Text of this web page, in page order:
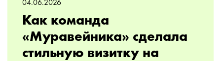
04.06.2026
Как команда
«Муравейника» сделала
стильную визитку на